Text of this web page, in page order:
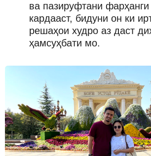
ва пазируфтани фарҳанги
кардааст, бидуни он ки
решаҳои худро аз даст
ҳамсуҳбати мо.